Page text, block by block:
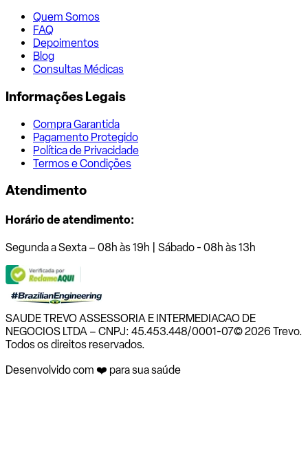
Quem Somos
FAQ
Depoimentos
Blog
Consultas Médicas
Informações Legais
Compra Garantida
Pagamento Protegido
Política de Privacidade
Termos e Condições
Atendimento
Horário de atendimento:
Segunda a Sexta – 08h às 19h | Sábado - 08h às 13h
SAUDE TREVO ASSESSORIA E INTERMEDIACAO DE
NEGOCIOS LTDA – CNPJ: 45.453.448/0001-07© 2026 Trevo.
Todos os direitos reservados.
Desenvolvido com ❤️ para sua saúde